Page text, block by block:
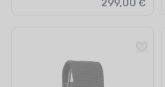
299,00 €